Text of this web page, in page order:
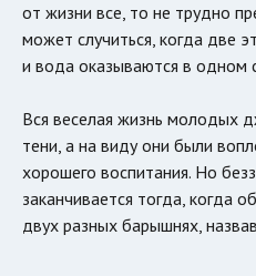
от жизни все, то не трудно
может случиться, когда две
и вода оказываются в одном
Вся веселая жизнь молодых
тени, а на виду они были
хорошего воспитания. Но
заканчивается тогда, когда
двух разных барышнях,